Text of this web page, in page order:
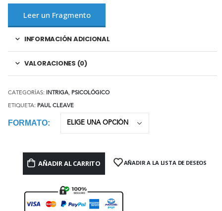
Leer un Fragmento
INFORMACIÓN ADICIONAL
VALORACIONES (0)
CATEGORÍAS: INTRIGA, PSICOLÓGICO
ETIQUETA: PAUL CLEAVE
FORMATO
AÑADIR AL CARRITO AÑADIR A LA LISTA DE DESEOS